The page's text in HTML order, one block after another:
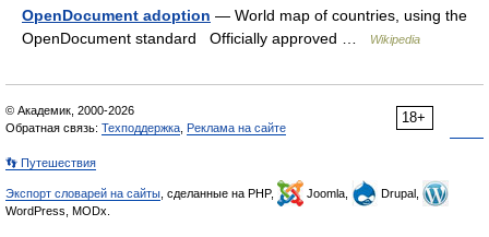
OpenDocument adoption — World map of countries, using the
OpenDocument standard Officially approved …
Wikipedia
18+
© Академик, 2000-2026
Обратная связь: Техподдержка Реклама на сайте
👣 Путешествия
Экспорт словарей на сайты , сделанные на PHP, Joomla,
Drupal,
WordPress, MODx.